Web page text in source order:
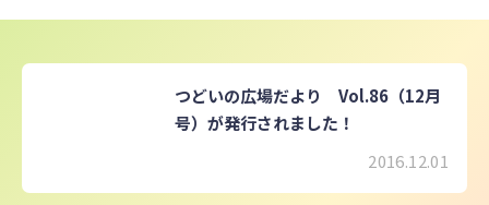
つどいの広場だより Vol.86（12月
号）が発行されました！
2016.12.01